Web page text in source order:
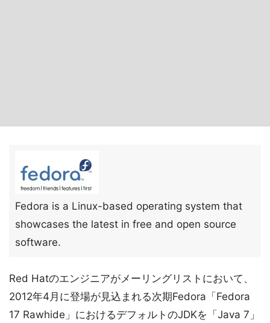
Fedora is a Linux-based operating system that
showcases the latest in free and open source
software.
Red Hatのエンジニアがメーリングリストにおいて、
2012年4月に登場が見込まれる次期Fedora「Fedora
17 Rawhide」におけるデフォルトのJDKを「Java 7」